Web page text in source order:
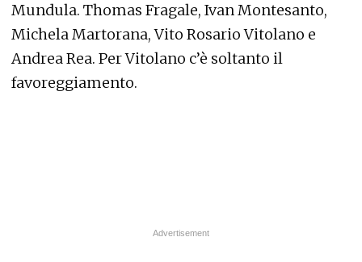
Mundula. Thomas Fragale, Ivan Montesanto,
Michela Martorana, Vito Rosario Vitolano e
Andrea Rea. Per Vitolano c’è soltanto il
favoreggiamento.